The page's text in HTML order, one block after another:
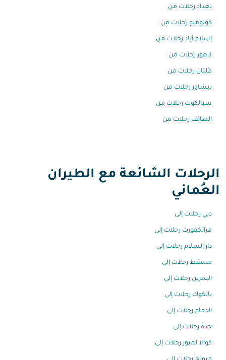
بغداد رحلات من
كولومبو رحلات من
إسلام أباد رحلات من
لاهور رحلات من
مُلتان رحلات من
بيشاور رحلات من
سيالكوت رحلات من
الطائف رحلات من
الرحلات الشائعة مع الطيران
العُماني
دبي رحلات إلى
فرانكفورت رحلات إلى
دار السلام رحلات إلى
مسقط رحلات إلى
البحرين رحلات إلى
بانكوك رحلات إلى
الدمام رحلات إلى
جدة رحلات إلى
كوالا لمبور رحلات إلى